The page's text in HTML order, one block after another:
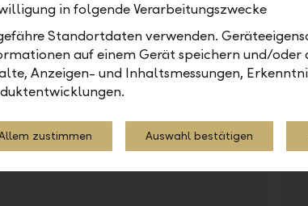
Berufliche Vorsorge
Befristung: unbefristet |
Landesbank AG | Vaduz | Kategorie:
Support
in folgende Verarbeitungszwecke
Standortdaten verwenden.
auf einem Gerät speichern und/oder
Anzeigen- und Inhaltsmessungen,
zustimmen Auswahl bestätigen